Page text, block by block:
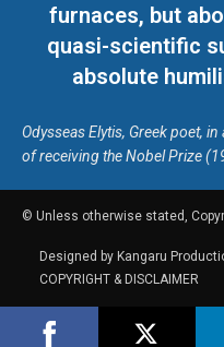
furnaces, but
quasi-scientific
absolute
Odysseas Elytis, Greek poet,
of receiving the Nobel Prize
© Unless otherwise stated,
Designed by Kangaru
COPYRIGHT & DISCLAIMER